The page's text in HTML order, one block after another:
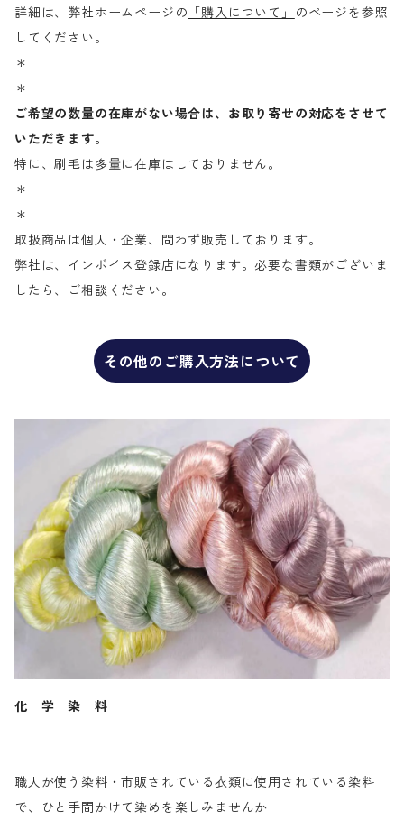
詳細は、弊社ホームページの 「購入について」
のページを参照
してください。
＊
＊
ご希望の数量の在庫がない場合は、お取り寄せの対応をさせて
いただきます。
特に、刷毛は多量に在庫はしておりません。
＊
＊
取扱商品は個人・企業、問わず販売しております。
弊社は、インボイス登録店になります。必要な書類がございま
したら、ご相談ください。
その他のご購入方法について
化 学 染 料
職人が使う染料・市販されている衣類に使用されている染料
で、ひと手間かけて染めを楽しみませんか